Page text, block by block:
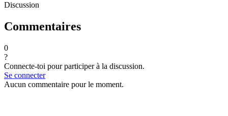
Discussion
Commentaires
0
?
Connecte-toi pour participer à la discussion.
Se connecter
Aucun commentaire pour le moment.